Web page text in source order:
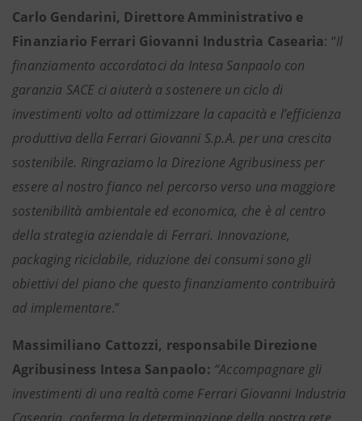
Carlo Gendarini, Direttore Amministrativo e
Finanziario Ferrari Giovanni Industria Casearia: “Il
finanziamento accordatoci da Intesa Sanpaolo con
garanzia SACE ci aiuterà a sostenere un ciclo di
investimenti volto ad ottimizzare la capacità e l’efficienza
produttiva della Ferrari Giovanni S.p.A. per una crescita
sostenibile. Ringraziamo la Direzione Agribusiness per
essere al nostro fianco nel percorso verso una maggiore
sostenibilità ambientale ed economica, che è al centro
della strategia aziendale di Ferrari. Innovazione,
packaging riciclabile, riduzione dei consumi sono gli
obiettivi del piano che questo finanziamento contribuirà
ad implementare.”
Massimiliano Cattozzi, responsabile Direzione
Agribusiness Intesa Sanpaolo: “Accompagnare gli
investimenti di una realtà come Ferrari Giovanni Industria